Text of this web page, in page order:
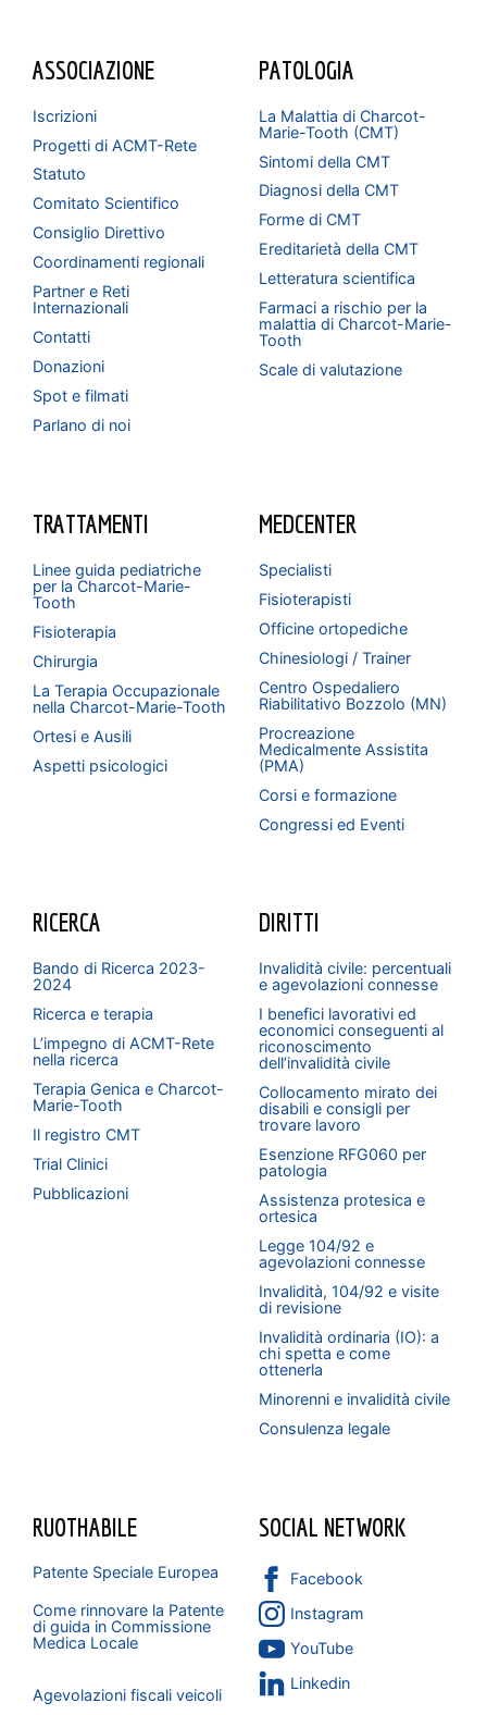
ASSOCIAZIONE
Iscrizioni
Progetti di ACMT-Rete
Statuto
Comitato Scientifico
Consiglio Direttivo
Coordinamenti regionali
Partner e Reti
Internazionali
Contatti
Donazioni
Spot e filmati
Parlano di noi
PATOLOGIA
La Malattia di Charcot-
Marie-Tooth (CMT)
Sintomi della CMT
Diagnosi della CMT
Forme di CMT
Ereditarietà della CMT
Letteratura scientifica
Farmaci a rischio per la
malattia di Charcot-Marie-
Tooth
Scale di valutazione
TRATTAMENTI
Linee guida pediatriche
per la Charcot-Marie-
Tooth
Fisioterapia
Chirurgia
La Terapia Occupazionale
nella Charcot-Marie-Tooth
Ortesi e Ausili
Aspetti psicologici
MEDCENTER
Specialisti
Fisioterapisti
Officine ortopediche
Chinesiologi / Trainer
Centro Ospedaliero
Riabilitativo Bozzolo (MN)
Procreazione
Medicalmente Assistita
(PMA)
Corsi e formazione
Congressi ed Eventi
RICERCA
Bando di Ricerca 2023-
2024
Ricerca e terapia
L’impegno di ACMT-Rete
nella ricerca
Terapia Genica e Charcot-
Marie-Tooth
Il registro CMT
Trial Clinici
Pubblicazioni
DIRITTI
Invalidità civile: percentuali
e agevolazioni connesse
I benefici lavorativi ed
economici conseguenti al
riconoscimento
dell’invalidità civile
Collocamento mirato dei
disabili e consigli per
trovare lavoro
Esenzione RFG060 per
patologia
Assistenza protesica e
ortesica
Legge 104/92 e
agevolazioni connesse
Invalidità, 104/92 e visite
di revisione
Invalidità ordinaria (IO): a
chi spetta e come
ottenerla
Minorenni e invalidità civile
Consulenza legale
RUOTHABILE
Patente Speciale Europea
Come rinnovare la Patente
di guida in Commissione
Medica Locale
Agevolazioni fiscali veicoli
SOCIAL NETWORK
Facebook
Instagram
YouTube
Linkedin